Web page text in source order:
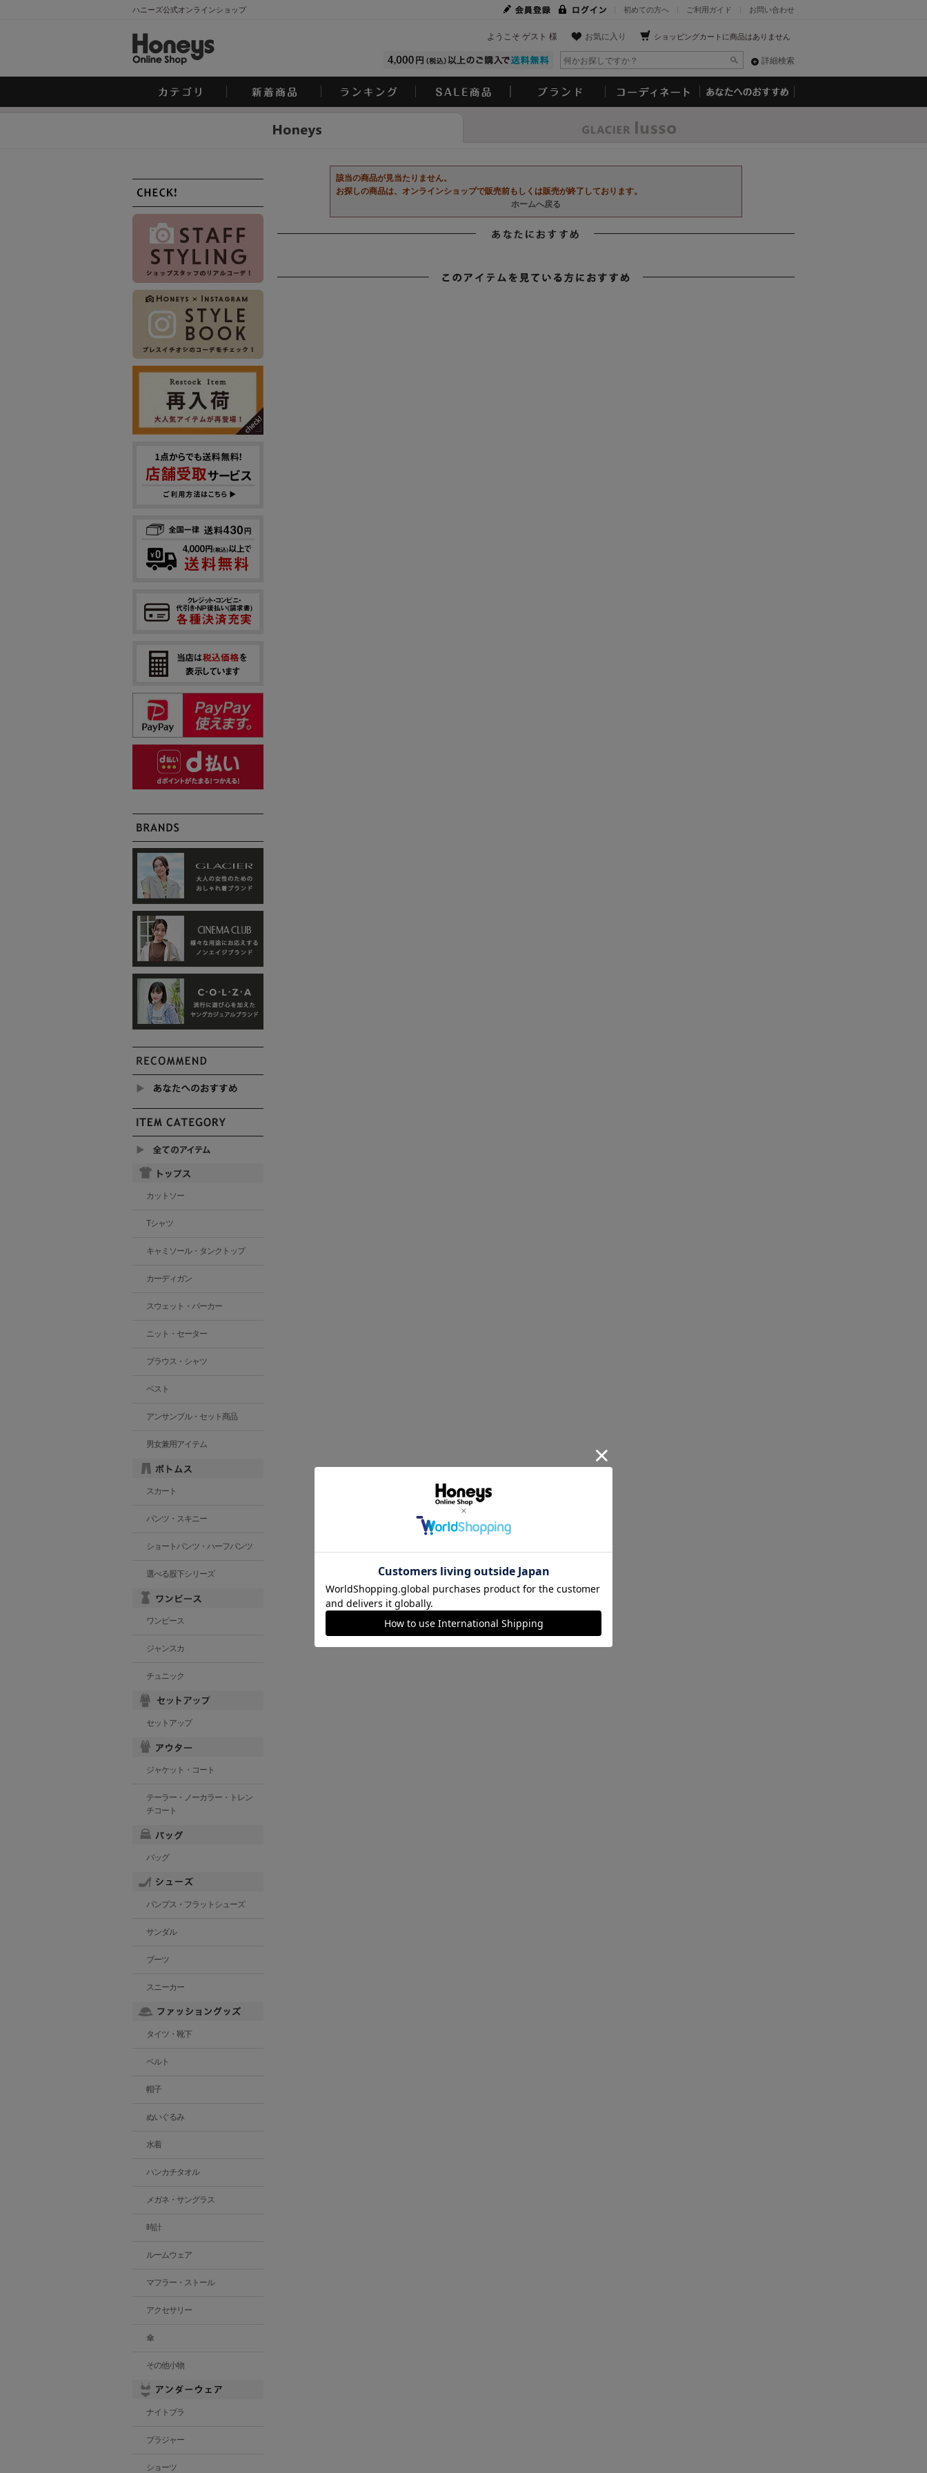
ハニーズ公式オンラインショップ お問い合わせ
ご利用ガイド
初めての方へ
ショッピングカートに商品はありません
お気に入り
ようこそ ゲスト 様
詳細検索
該当の商品が見当たりません。
お探しの商品は、オンラインショップで販売前もしくは販売が終了しております。
ホームへ戻る
カットソー
Tシャツ
キャミソール・タンクトップ
カーディガン
スウェット・パーカー
ニット・セーター
ブラウス・シャツ
ベスト
アンサンブル・セット商品
男女兼用アイテム
スカート
パンツ・スキニー
ショートパンツ・ハーフパンツ
選べる股下シリーズ
ワンピース
ジャンスカ
チュニック
セットアップ
ジャケット・コート
テーラー・ノーカラー・トレン
チコート
バッグ
パンプス・フラットシューズ
サンダル
ブーツ
スニーカー
タイツ・靴下
ベルト
帽子
ぬいぐるみ
水着
ハンカチタオル
メガネ・サングラス
時計
ルームウェア
マフラー・ストール
アクセサリー
傘
その他小物
ナイトブラ
ブラジャー
ショーツ